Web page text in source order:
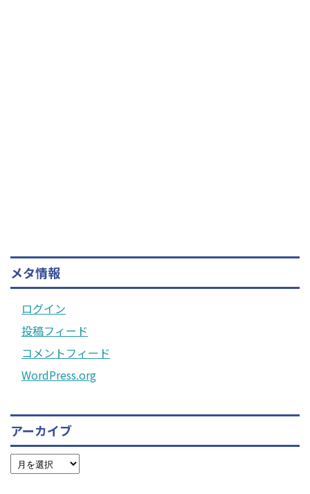
メタ情報
ログイン
投稿フィード
コメントフィード
WordPress.org
アーカイブ